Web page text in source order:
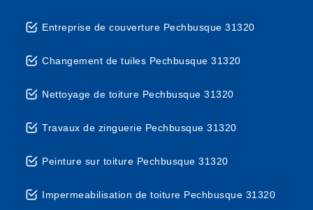
Entreprise de couverture Pechbusque 31320
Changement de tuiles Pechbusque 31320
Nettoyage de toiture Pechbusque 31320
Travaux de zinguerie Pechbusque 31320
Peinture sur toiture Pechbusque 31320
Impermeabilisation de toiture Pechbusque 31320